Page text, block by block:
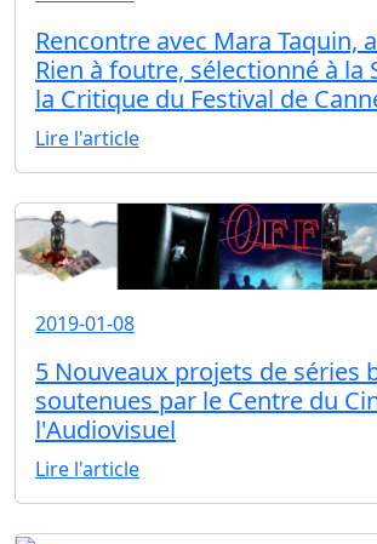
Rencontre avec Mara Taquin,
Rien à foutre, sélectionné à la
la Critique du Festival de
Lire l'article
2019-01-08
5 Nouveaux projets de séries
soutenues par le Centre du
l'Audiovisuel
Lire l'article